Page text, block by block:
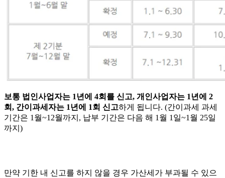
보통 법인사업자는 1년에 4회를 신고, 개인사업자는 1년에 2
회, 간이과세자는 1년에 1회 신고하게 됩니다. (간이과세 과세
기간은 1월~12월까지, 납부 기간은 다음 해 1월 1일~1월 25일
까지)
만약 기한 내 신고를 하지 않을 경우 가산세가 부과될 수 있으